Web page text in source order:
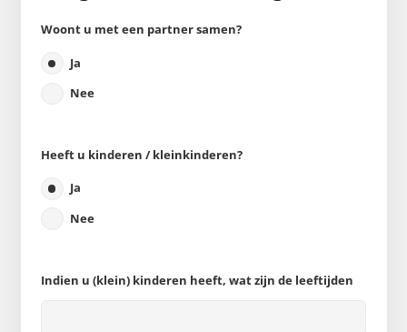
Woont u met een partner samen?
Ja
Nee
Heeft u kinderen / kleinkinderen?
Ja
Nee
Indien u (klein) kinderen heeft, wat zijn de leeftijden